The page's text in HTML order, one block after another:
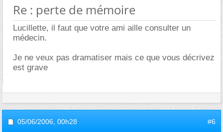
Re : perte de mémoire
Lucillette, il faut que votre ami aille consulter un
médecin.
Je ne veux pas dramatiser mais ce que vous décrivez
est grave
05/06/2006, 00h28 #6